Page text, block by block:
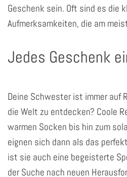
Geschenk sein. Oft sind es die
Aufmerksamkeiten, die am
Jedes Geschenk
Deine Schwester ist immer auf
die Welt zu entdecken? Coole
warmen Socken bis hin zum
eignen sich dann als das
ist sie auch eine begeisterte
der Suche nach neuen